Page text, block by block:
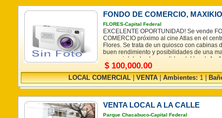
FONDO DE COMERCIO,
FLORES-Capital Federal
EXCELENTE OPORTUNIDAD! Se vende
COMERCIO próximo al cine Atlas en el
Flores. Se trata de un quiosco con cabinas
buen rendimiento y posibilidades de una
comercial dadas las medidas del local: 4 x
expensas, contrato de locación vigente por
renovable. El valor no incluye la
momento de efectuar la venta. Para datos
comerciales, comunicarse personalmente.
$ 100,000.00
LOCAL COMERCIAL|VENTA|Ambientes:1 |
VENTA LOCAL A LA CALLE
Parque Chacabuco-Capital Federal